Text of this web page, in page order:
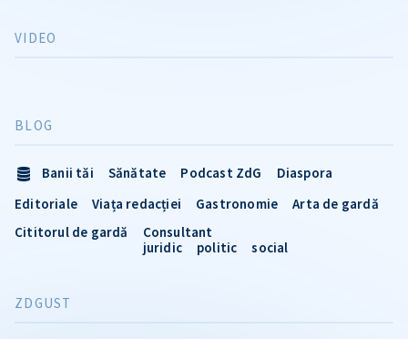
VIDEO
BLOG
Banii tăi Sănătate Podcast ZdG
Diaspora
Editoriale
Viața redacției Gastronomie
Arta de gardă
Cititorul de gardă
Consultant
juridic
politic social
ZDGUST